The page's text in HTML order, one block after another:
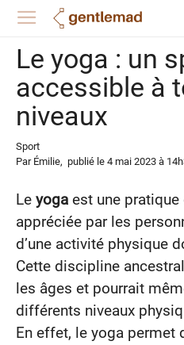
Le yoga : un
accessible à
niveaux
Sport
Par Émilie, publié le 4 mai 2023 à
Le yoga est une
appréciée par les
d’une activité physique
Cette discipline
les âges et pourrait
différents niveaux
En effet, le yoga permet